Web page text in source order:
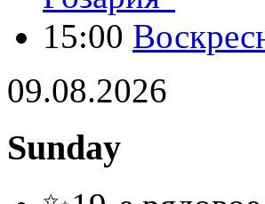
15:00
09.08.2026
Sunday